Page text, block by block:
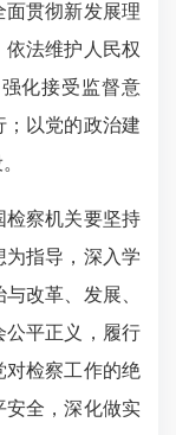
贯彻新发展理
法维护人民权
化接受监督意
以党的政治建
察机关要坚持
为指导，深入学
改革、发展、
公平正义，履行
对检察工作的绝
安全，深化做实